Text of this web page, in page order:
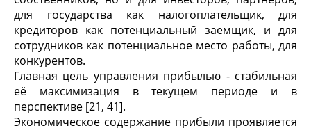
для государства как налогоплательщик, для
кредиторов как потенциальный заемщик, и для
сотрудников как потенциальное место работы, для
конкурентов.
Главная цель управления прибылью - стабильная
её максимизация в текущем периоде и в
перспективе [21, 41].
Экономическое содержание прибыли проявляется